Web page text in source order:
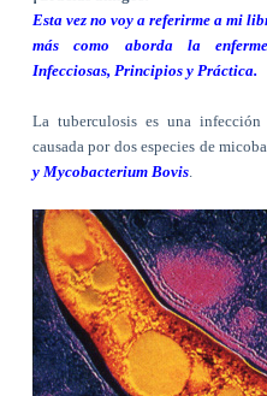
Esta vez no voy a referirme a mi
más como aborda la
Infecciosas, Principios y Práctica.
La tuberculosis es una
causada por dos especies de
y Mycobacterium Bovis.